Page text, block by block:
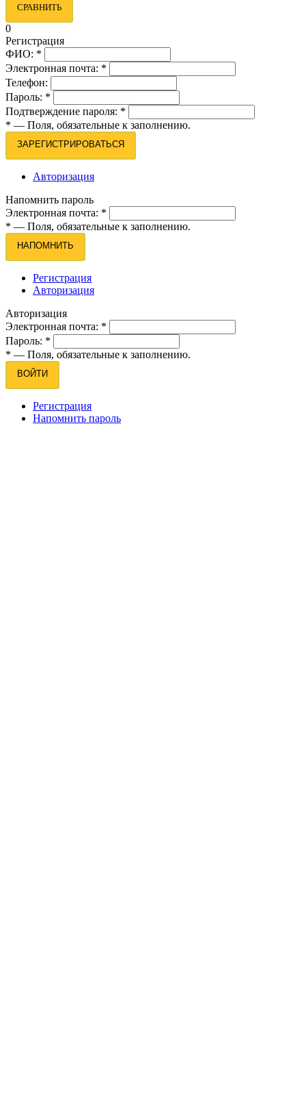
СРАВНИТЬ
0
Регистрация
ФИО: *
Электронная почта: *
Телефон:
Пароль: *
Подтверждение пароля: *
* — Поля, обязательные к заполнению.
ЗАРЕГИСТРИРОВАТЬСЯ
Авторизация
Напомнить пароль
Электронная почта: *
* — Поля, обязательные к заполнению.
НАПОМНИТЬ
Регистрация
Авторизация
Авторизация
Электронная почта: *
Пароль: *
* — Поля, обязательные к заполнению.
ВОЙТИ
Регистрация
Напомнить пароль